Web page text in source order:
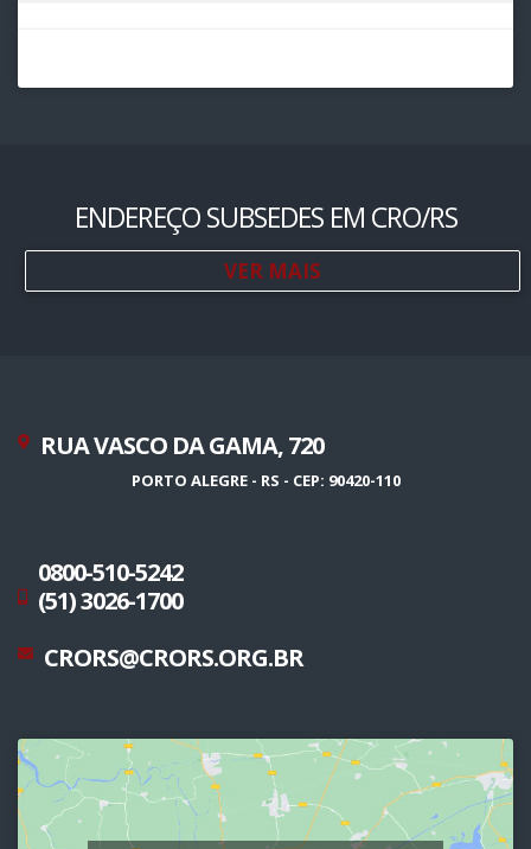
ENDEREÇO SUBSEDES EM CRO/RS
VER MAIS
RUA VASCO DA GAMA, 720
PORTO ALEGRE - RS - CEP: 90420-110
0800-510-5242
(51) 3026-1700
CRORS@CRORS.ORG.BR